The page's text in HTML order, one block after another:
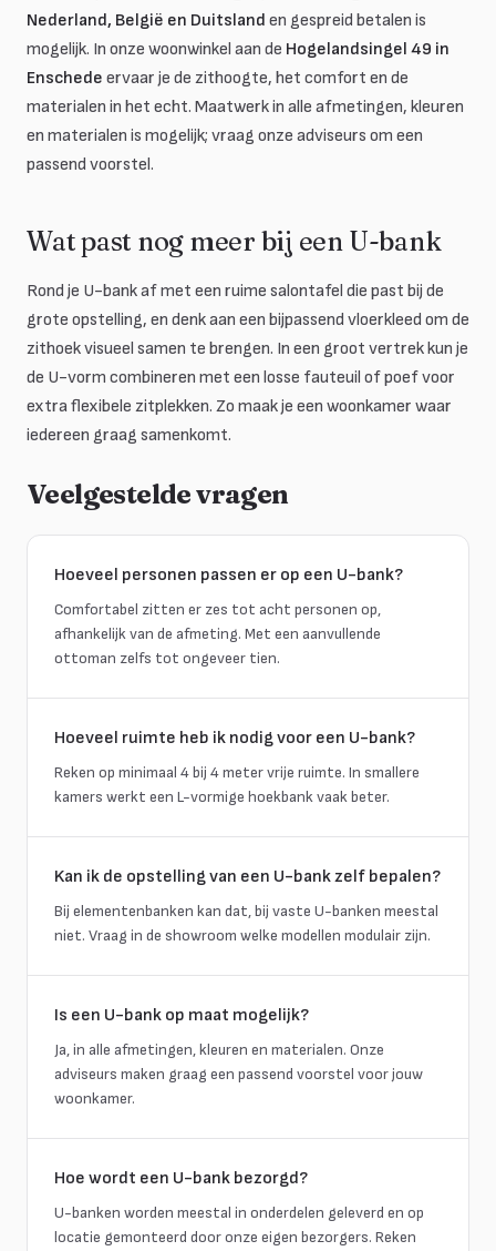
Nederland, België en Duitsland en gespreid betalen is
mogelijk. In onze woonwinkel aan de Hogelandsingel 49 in
Enschede ervaar je de zithoogte, het comfort en de
materialen in het echt. Maatwerk in alle afmetingen, kleuren
en materialen is mogelijk; vraag onze adviseurs om een
passend voorstel.
Wat past nog meer bij een U-bank
Rond je U-bank af met een ruime salontafel die past bij de
grote opstelling, en denk aan een bijpassend vloerkleed om de
zithoek visueel samen te brengen. In een groot vertrek kun je
de U-vorm combineren met een losse fauteuil of poef voor
extra flexibele zitplekken. Zo maak je een woonkamer waar
iedereen graag samenkomt.
Veelgestelde vragen
Hoeveel personen passen er op een U-bank?
Comfortabel zitten er zes tot acht personen op,
afhankelijk van de afmeting. Met een aanvullende
ottoman zelfs tot ongeveer tien.
Hoeveel ruimte heb ik nodig voor een U-bank?
Reken op minimaal 4 bij 4 meter vrije ruimte. In smallere
kamers werkt een L-vormige hoekbank vaak beter.
Kan ik de opstelling van een U-bank zelf bepalen?
Bij elementenbanken kan dat, bij vaste U-banken meestal
niet. Vraag in de showroom welke modellen modulair zijn.
Is een U-bank op maat mogelijk?
Ja, in alle afmetingen, kleuren en materialen. Onze
adviseurs maken graag een passend voorstel voor jouw
woonkamer.
Hoe wordt een U-bank bezorgd?
U-banken worden meestal in onderdelen geleverd en op
locatie gemonteerd door onze eigen bezorgers. Reken